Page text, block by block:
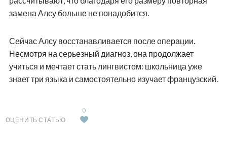
замена Алсу больше не понадобится.
Сейчас Алсу восстанавливается после операции.
Несмотря на серьезный диагноз, она продолжает
учиться и мечтает стать лингвистом: школьница уже
знает три языка и самостоятельно изучает французский.
ОЦЕНИТЬ СТАТЬЮ
0